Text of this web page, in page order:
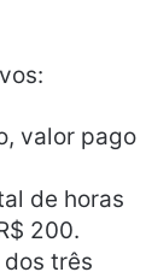
valor pago
de horas
200.
três